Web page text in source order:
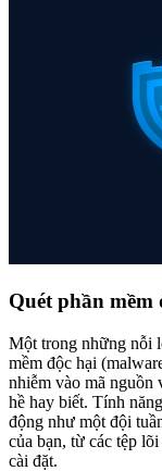
Quét phần mềm
Một trong những nỗi
mềm độc hại
nhiễm vào mã nguồn
hề hay biết. Tính
động như một đội
của bạn, từ các tệp
cài đặt.